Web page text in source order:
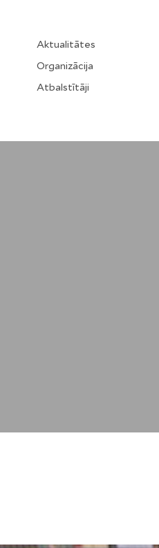
Aktualitātes
Organizācija
Atbalstītāji